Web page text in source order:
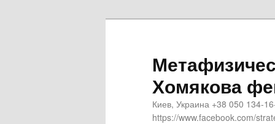
Хомякова
Киев, Украина +38 050 134-
https://www.facebook.com/